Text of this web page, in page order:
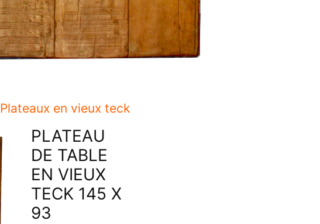
Plateaux en vieux teck
PLATEAU
DE TABLE
EN VIEUX
TECK 145 X
93